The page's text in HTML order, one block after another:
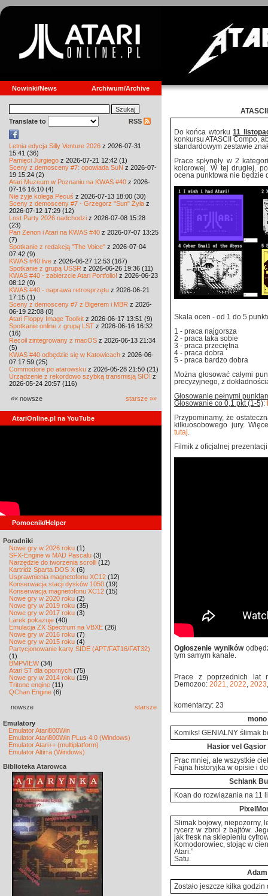
Nowinki/News Archiwum/Archive
Translate to RSS
Letnia edycja Silly Venture 2026 z 2026-07-31
15:41 (36)
Pamięci Jurgiego z 2026-07-21 12:42 (1)
Sceny z demosceny #7: opowiada SuN z 2026-07-
19 15:24 (2)
Atari Muzeum w Poznaniu na KWAS #40 z 2026-
07-16 16:10 (4)
Nie żyje kolega Pecuś z 2026-07-13 18:00 (30)
Sceny z demosceny #7 - Grzegorz "Sun" Żyła z
2026-07-12 17:29 (12)
Lost Party 2026 nadchodzi z 2026-07-08 15:28
(23)
Pan Zenon i Atari na KWAS #40 z 2026-07-07 13:25
(7)
Spotkanie z redakcją "The Voice" z 2026-07-04
07:42 (9)
KWAS #40 live z 2026-06-27 12:53 (167)
Spotkanie z grupą USSR z 2026-06-26 19:36 (11)
KWAS #40 - zabierzcie Atari Portfolio! z 2026-06-23
08:12 (0)
KWAS #40 - naprawa retrosprzętu z 2026-06-21
17:15 (1)
Sceny z demosceny #7 z Bigerem i MBR z 2026-
06-19 22:08 (0)
Atari Floppy Image Toolkit z 2026-06-17 13:51 (9)
Spotkanie online z grupą LST z 2026-06-16 16:32
(16)
Recoil zintegrowany z macOS z 2026-06-13 21:34
(5)
KWAS #40 odbędzie się w Katowicach z 2026-06-
07 17:59 (25)
Commodore po atarowsku z 2026-05-28 21:50 (21)
Urządzenie z rekordowo szybką transmisją SIO! z
2026-05-24 20:57 (116)
«« nowsze starsze »»
AtariOnline.pl na YouTube
Pomocnik/Helper
Poradniki
Nowe gry w 2026 roku (1)
SFX-Engine w MAD Pascalu (3)
Narzędzie do tworzenia scrolli (12)
Kartridż Sparta DOS X (6)
Usprawnienia magnetofonu XC12 (12)
Konserwacja stacji dysków 1050 (19)
Konserwacja magnetofonu XC12 (15)
Nowe gry w 2020 roku (2)
Nowe gry w 2019 roku (35)
Nowe gry w 2017 roku (3)
Larek pokazuje (40)
Emulacja ZX Spectrum na VBXE (26)
Nowe gry w 2016 roku (7)
Nowe gry w 2015 roku (4)
Partycjonowanie karty SIDE (APT/FAT16/FAT32)
(1)
BMPVIEW(34)
Atari ST dla opornych (75)
Nowe gry w 2014 roku (19)
Tritone engine (11)
QChan Engine (6)
nowsze starsze
Emulatory
Emulator Atari800Win
Emulator Atari800Win PLus 4.0 (Windows)
Emulator Atari++ (multiplatform)
Emulator Altirra (Windows)
Biblioteka Atarowca
Do końca wtorku11
konkursu ATASCII Compo,
standardowym zestawie
Prace spłynęły w 2
kolorowej. W tej drugiej,
ocena punktowa nie będzie
Skala ocen - od 1 do 5
1 - praca najgorsza
2 - praca taka sobie
3 - praca przeciętna
4 - praca dobra
5 - praca bardzo dobra
Można głosować całymi
precyzyjnego, z
Głosowanie pełnymi
Głosowanie co 0,1 pkt (1-5):
Przypominamy, że
kilkuosobowego jury.
tutaj
Filmik z oficjalnej
Ogłoszenie wyników
tym samym kanale.
Prace z poprzednich lat
Demozoo: 2021 2022 2023
komentarzy: 23
mono
Komiks! GENIALNY ślimak
Hasior vel Gąsior
Prac mniej, ale wszystkie
Fajna historyjka w opisie i
Schlank
Koan do rozwiązania na 11
Ślimak bojowy, niepozorny,
rycerz w zbroi z bajtów.
jak fresk na sklepieniu
Komodorowiec, stojąc w
Atari.”
Satu.
Adam
Zostało jeszcze kilka